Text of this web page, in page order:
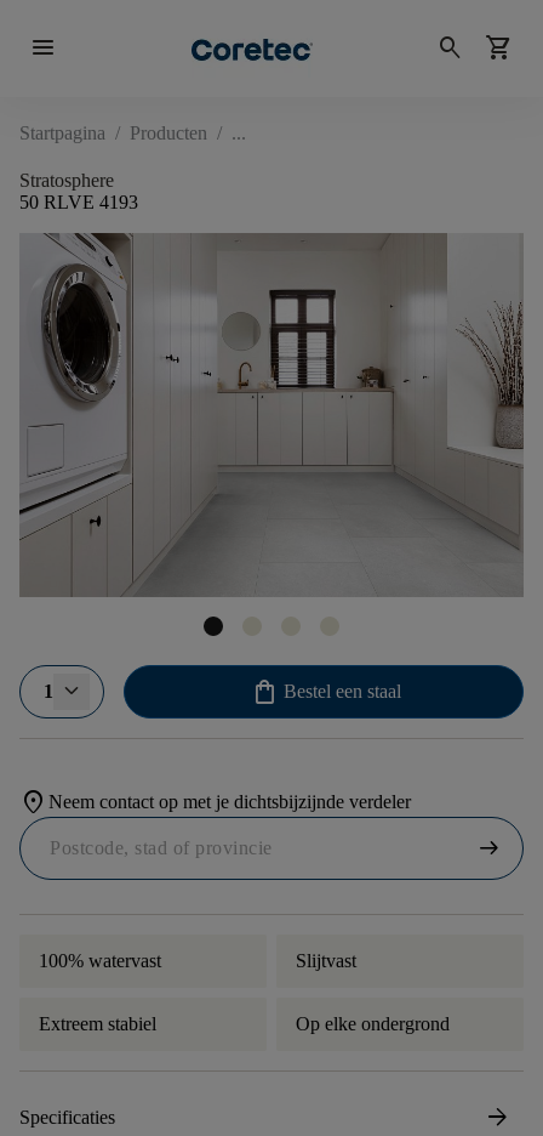
menu search shopping_cart
Startpagina / Producten /
Stratosphere
50 RLVE 4193
1 shopping_bag Bestel een staal
location_on Neem contact op met je dichtsbijzijnde verdeler
arrow_right_alt
100% watervast Slijtvast
Extreem stabiel Op elke ondergrond
Specificaties arrow_forward